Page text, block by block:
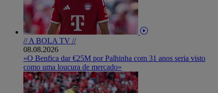
// A BOLA TV //
08.08.2026
«O Benfica dar €25M por Palhinha com 31 anos seria visto
como uma loucura de mercado»